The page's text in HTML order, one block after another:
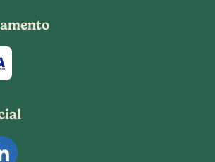
i metodi di pagamento
i nostri profili social ufficiali.